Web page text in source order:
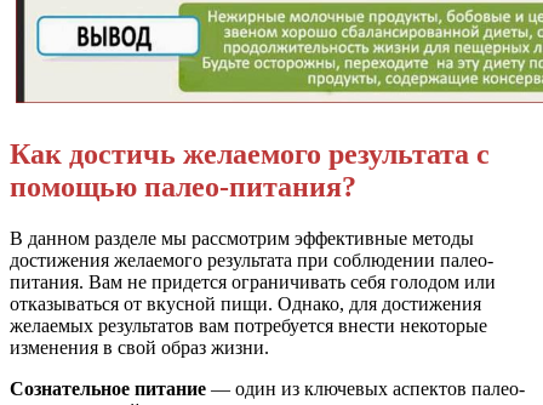
Как достичь желаемого результата с
помощью палео-питания?
В данном разделе мы рассмотрим эффективные методы
достижения желаемого результата при соблюдении палео-
питания. Вам не придется ограничивать себя голодом или
отказываться от вкусной пищи. Однако, для достижения
желаемых результатов вам потребуется внести некоторые
изменения в свой образ жизни.
Сознательное питание — один из ключевых аспектов палео-